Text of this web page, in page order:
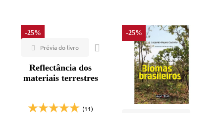
-25%
Reflectância dos
materiais terrestres
(11)
-25%